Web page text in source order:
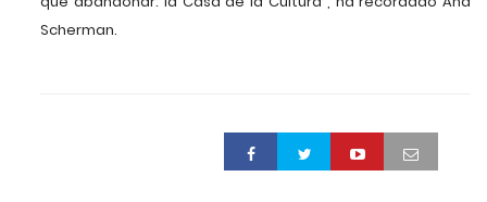
Scherman.